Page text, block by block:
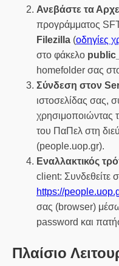
Ανεβάστε τα
προγράμματος
Filezilla (οδηγίες
στο φάκελο
homefolder σας
Σύνδεση στον
ιστοσελίδας σας,
χρησιμοποιώντας
του ΠαΠελ στη
(people.uop.gr).
Εναλλακτικός
client: Συνδεθείτε
https://
σας (browser)
password και
Πλαίσιο